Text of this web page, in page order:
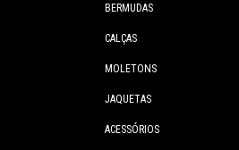
BERMUDAS
CALÇAS
MOLETONS
JAQUETAS
ACESSÓRIOS